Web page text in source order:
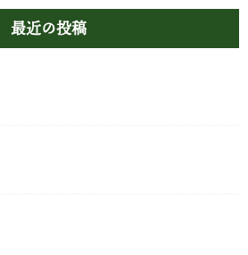
最近の投稿